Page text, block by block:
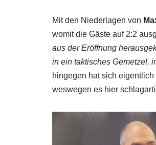
Mit den Niederlagen von
womit die Gäste auf 2:2
aus der Eröffnung
in ein taktisches Gemetzel,
hingegen hat sich
weswegen es hier